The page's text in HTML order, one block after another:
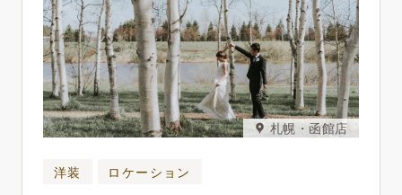
札幌・函館店
洋装 ロケーション